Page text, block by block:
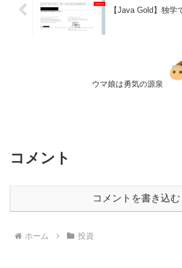
【Java Gold】独学
ウマ娘は勇気の源泉
コメント
コメントを書き込む
ホーム 投資